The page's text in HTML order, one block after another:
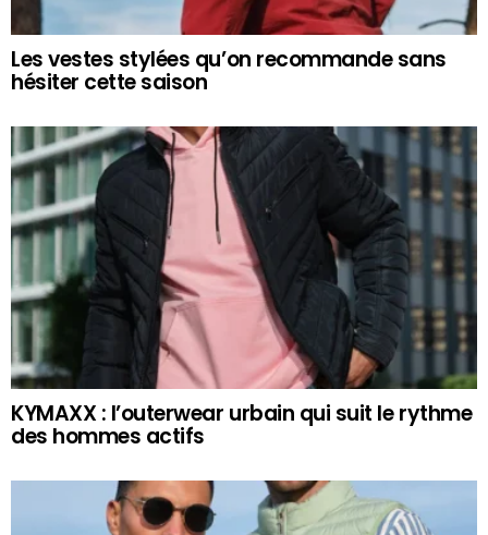
Les vestes stylées qu’on recommande sans
hésiter cette saison
KYMAXX : l’outerwear urbain qui suit le rythme
des hommes actifs